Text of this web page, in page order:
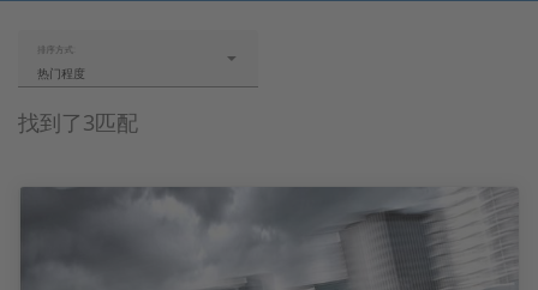
找到了3匹配
排序方式:
热门程度